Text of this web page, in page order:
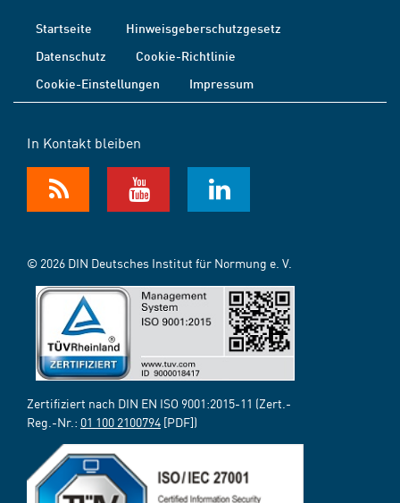
Startseite
Hinweisgeberschutzgesetz
Datenschutz
Cookie-Richtlinie
Cookie-Einstellungen
Impressum
In Kontakt bleiben
© 2026 DIN Deutsches Institut für Normung e. V.
Zertifiziert nach DIN EN ISO 9001:2015-11 (Zert.-
Reg.-Nr.: 01 100 2100794 [PDF])